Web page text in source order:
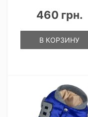
460 грн.
В КОРЗИНУ